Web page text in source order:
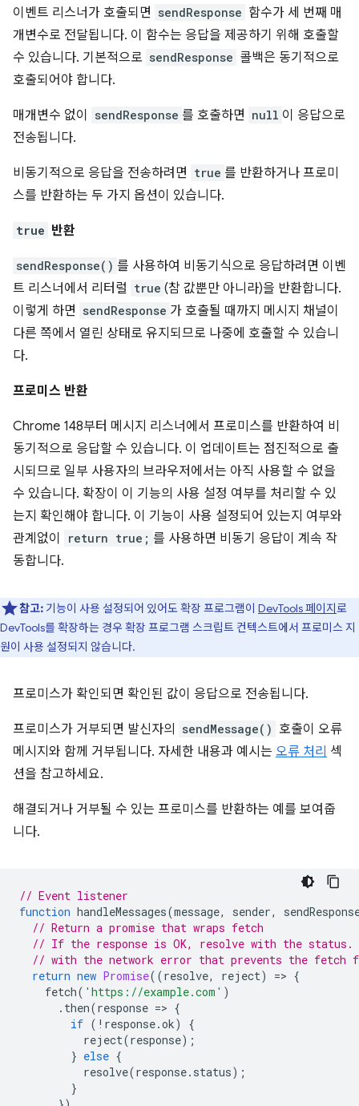
이벤트 리스너가 호출되면 sendResponse 함수가 세 번째 매
개변수로 전달됩니다. 이 함수는 응답을 제공하기 위해 호출할
수 있습니다. 기본적으로 sendResponse 콜백은 동기적으로
호출되어야 합니다.
매개변수 없이 sendResponse 를 호출하면 null 이 응답으로
전송됩니다.
비동기적으로 응답을 전송하려면 true 를 반환하거나 프로미
스를 반환하는 두 가지 옵션이 있습니다.
true 반환
sendResponse() 를 사용하여 비동기식으로 응답하려면 이벤
트 리스너에서 리터럴 true (참 값뿐만 아니라)을 반환합니다.
이렇게 하면 sendResponse 가 호출될 때까지 메시지 채널이
다른 쪽에서 열린 상태로 유지되므로 나중에 호출할 수 있습니
다.
프로미스 반환
Chrome 148부터 메시지 리스너에서 프로미스를 반환하여 비
동기적으로 응답할 수 있습니다. 이 업데이트는 점진적으로 출
시되므로 일부 사용자의 브라우저에서는 아직 사용할 수 없을
수 있습니다. 확장이 이 기능의 사용 설정 여부를 처리할 수 있
는지 확인해야 합니다. 이 기능이 사용 설정되어 있는지 여부와
관계없이
return true; 를 사용하면 비동기 응답이 계속 작
동합니다.
참고: 기능이 사용 설정되어 있어도 확장 프로그램이 DevTools 페이지로
DevTools를 확장하는 경우 확장 프로그램 스크립트 컨텍스트에서 프로미스 지
원이 사용 설정되지 않습니다.
프로미스가 확인되면 확인된 값이 응답으로 전송됩니다.
프로미스가 거부되면 발신자의 sendMessage() 호출이 오류
메시지와 함께 거부됩니다. 자세한 내용과 예시는 오류 처리 섹
션을 참고하세요.
해결되거나 거부될 수 있는 프로미스를 반환하는 예를 보여줍
니다.
// Event listener
function handleMessages(message, sender,
// Return a promise that wraps fetch
// If the response is OK, resolve with the
// with the network error that prevents the fetch
return new Promise((resolve, reject) => {
fetch( 'https://example.com' )
. then(response => {
if ( ! response.ok)
{
reject(response);
} else {
resolve(response. status);
}